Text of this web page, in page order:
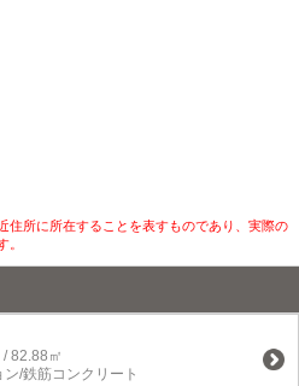
所に所在することを表すものであり、実際の
。
82.88㎡
/鉄筋コンクリート